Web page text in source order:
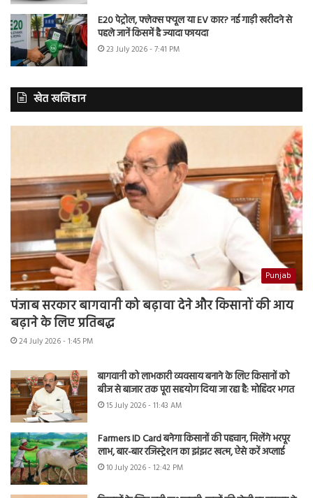
E20 पेट्रोल, फ्लेक्स फ्यूल या EV कार? नई गाड़ी खरीदने से
पहले जानें किसमें है ज्यादा फायदा
23 July 2026 - 7:41 PM
खेत खलिहान
Punjab
पंजाब सरकार बागवानी को बढ़ावा देने और किसानों की आय
बढ़ाने के लिए प्रतिबद्ध
24 July 2026 - 1:45 PM
बागवानी को लाभकारी व्यवसाय बनाने के लिए किसानों को
बीज से बाजार तक पूरा सहयोग दिया जा रहा है: मोहिंदर भगत
15 July 2026 - 11:43 AM
Farmers ID Card बनेगा किसानों की पहचान, मिलेंगे भरपूर
लाभ, बार-बार रजिस्ट्रेशन का झंझट खत्म, ऐसे करें अप्लाई
10 July 2026 - 12:42 PM